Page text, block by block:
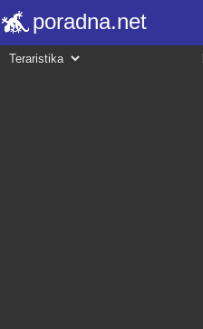
poradna.net